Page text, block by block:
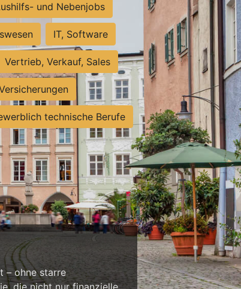
und Nebenjobs
IT, Software
Vertrieb, Verkauf, Sales
technische Berufe
– ohne starre